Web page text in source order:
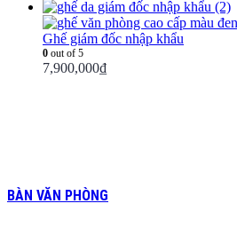
Ghế giám đốc nhập khẩu
0 out of 5
7,900,000₫
BÀN VĂN PHÒNG